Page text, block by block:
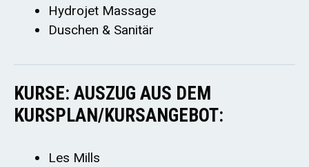
Hydrojet Massage
Duschen & Sanitär
KURSE: AUSZUG AUS DEM
KURSPLAN/KURSANGEBOT:
Les Mills